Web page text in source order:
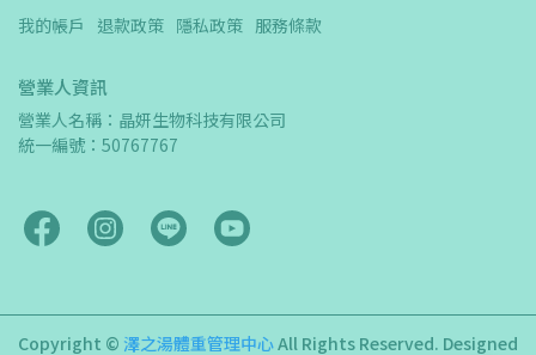
我的帳戶 退款政策 隱私政策 服務條款
營業人資訊
營業人名稱：晶妍生物科技有限公司
統一編號：50767767
Copyright © 澤之湯體重管理中心All Rights Reserved. Designed